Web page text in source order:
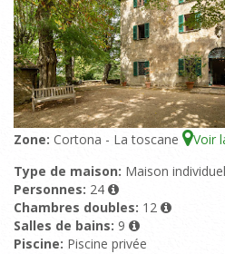
Zone: Cortona - La toscane Voir
Type de maison: Maison
Personnes: 24
Chambres doubles: 12
Salles de bains: 9
Piscine: Piscine privée